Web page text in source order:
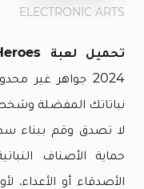
ELECTRONIC ARTS
تحميل لعبة Plants vs Zombies Heroes مهكرة
نباتاتك المفضلة
لا تصدق وقم ببناء
حماية الأصناف
الأصدقاء أو الأعداء.